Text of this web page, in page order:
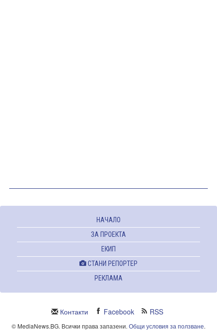
НАЧАЛО
ЗА ПРОЕКТА
ЕКИП
СТАНИ РЕПОРТЕР
РЕКЛАМА
Контакти Facebook RSS
© MediaNews.BG. Всички права запазени. Общи условия за ползване.